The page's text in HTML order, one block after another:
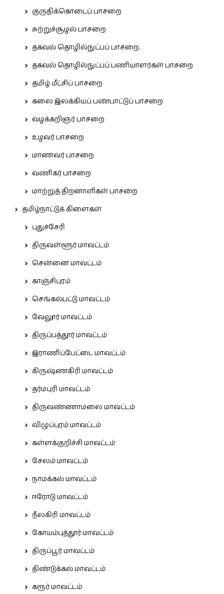
குருதிக்கொடைப் பாசறை
சுற்றுச்சூழல் பாசறை
தகவல் தொழில்நுட்பப் பாசறை.
தகவல் தொழில்நுட்பப் பணியாளர்கள் பாசறை
தமிழ் மீட்சிப் பாசறை
கலை இலக்கியப் பண்பாட்டுப் பாசறை
வழக்கறிஞர் பாசறை
உழவர் பாசறை
மாணவர் பாசறை
வணிகர் பாசறை
மாற்றுத் திறனாளிகள் பாசறை
தமிழ்நாட்டுக் கிளைகள்
புதுச்சேரி
திருவள்ளூர் மாவட்டம்
சென்னை மாவட்டம்
காஞ்சிபுரம்
செங்கல்பட்டு மாவட்டம்
வேலூர் மாவட்டம்
திருப்பத்தூர் மாவட்டம்
இராணிப்பேட்டை மாவட்டம்
கிருஷ்ணகிரி மாவட்டம்
தர்மபுரி மாவட்டம்
திருவண்ணாமலை மாவட்டம்
விழுப்புரம் மாவட்டம்
கள்ளக்குறிச்சி மாவட்டம்
சேலம் மாவட்டம்
நாமக்கல் மாவட்டம்
ஈரோடு மாவட்டம்
நீலகிரி மாவட்டம்
கோயம்புத்தூர் மாவட்டம்
திருப்பூர் மாவட்டம்
திண்டுக்கல் மாவட்டம்
கரூர் மாவட்டம்